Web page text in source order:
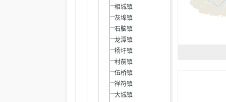
相城镇
灰埠镇
石脑镇
龙潭镇
杨圩镇
村前镇
伍桥镇
祥符镇
大城镇